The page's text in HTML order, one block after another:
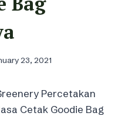
23, 2021
Percetakan
Cetak Goodie Bag